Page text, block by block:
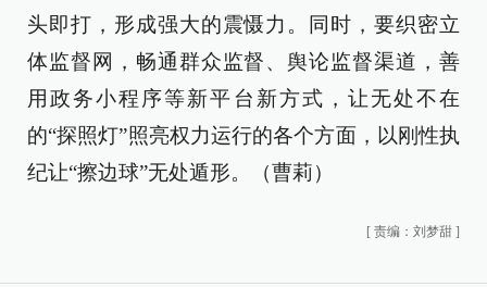
头即打，形成强大的震慑力。同时，要织密立
体监督网，畅通群众监督、舆论监督渠道，善
用政务小程序等新平台新方式，让无处不在
的“探照灯”照亮权力运行的各个方面，以刚性执
纪让“擦边球”无处遁形。（曹莉）
[ 责编：刘梦甜 ]